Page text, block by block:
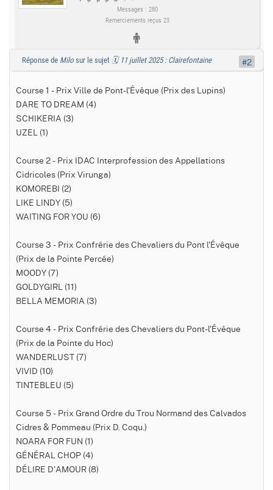
Messages : 280
Remerciements reçus 23
Réponse de Milo sur le sujet 🗓️ 11 juillet 2025 : Clairefontaine
Course 1 - Prix Ville de Pont-l'Évêque (Prix des Lupins)
DARE TO DREAM (4)
SCHIKERIA (3)
UZEL (1)
Course 2 - Prix IDAC Interprofession des Appellations
Cidricoles (Prix Virunga)
KOMOREBI (2)
LIKE LINDY (5)
WAITING FOR YOU (6)
Course 3 - Prix Confrérie des Chevaliers du Pont l'Évêque
(Prix de la Pointe Percée)
MOODY (7)
GOLDYGIRL (11)
BELLA MEMORIA (3)
Course 4 - Prix Confrérie des Chevaliers du Pont-l'Évêque
(Prix de la Pointe du Hoc)
WANDERLUST (7)
VIVID (10)
TINTEBLEU (5)
Course 5 - Prix Grand Ordre du Trou Normand des Calvados
Cidres & Pommeau (Prix D. Coqu.)
NOARA FOR FUN (1)
GÉNÉRAL CHOP (4)
DÉLIRE D'AMOUR (8)
#2